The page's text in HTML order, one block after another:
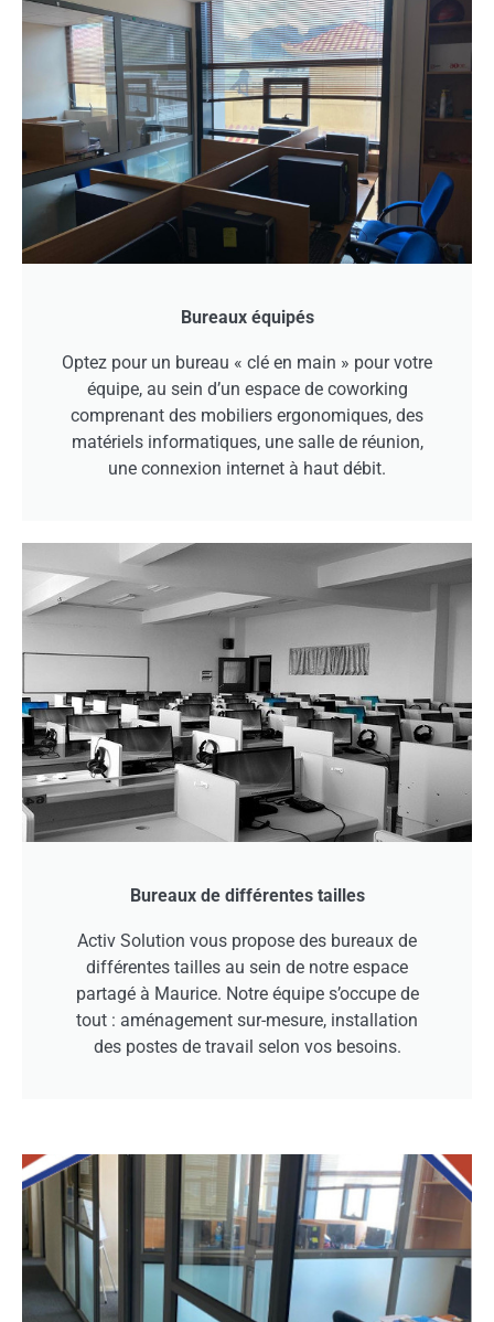
Bureaux équipés
Optez pour un bureau « clé en main » pour votre
équipe, au sein d’un espace de coworking
comprenant des mobiliers ergonomiques, des
matériels informatiques, une salle de réunion,
une connexion internet à haut débit.
Bureaux de différentes tailles
Activ Solution vous propose des bureaux de
différentes tailles au sein de notre espace
partagé à Maurice. Notre équipe s’occupe de
tout : aménagement sur-mesure, installation
des postes de travail selon vos besoins.